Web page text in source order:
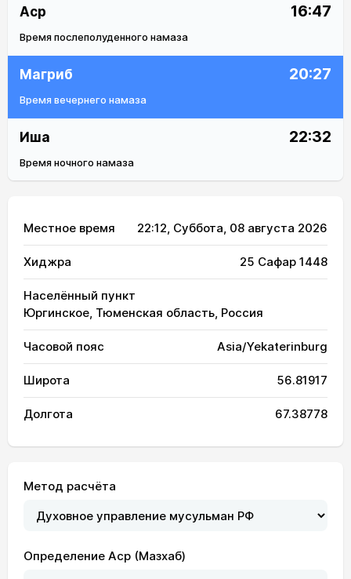
Аср 16:47
Время послеполуденного намаза
Магриб 20:27
Время вечернего намаза
Иша 22:32
Время ночного намаза
Местное время 22:12, Суббота, 08 августа 2026
Хиджра 25 Сафар 1448
Населённый пункт
Юргинское, Тюменская область, Россия
Часовой пояс Asia/Yekaterinburg
Широта 56.81917
Долгота 67.38778
Метод расчёта
Определение Аср (Мазхаб)